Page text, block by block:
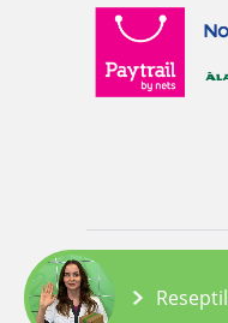
Copyright ©